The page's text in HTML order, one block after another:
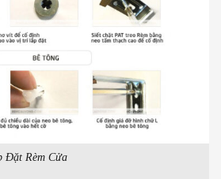
Công Lắp Đặt Rèm Cửa